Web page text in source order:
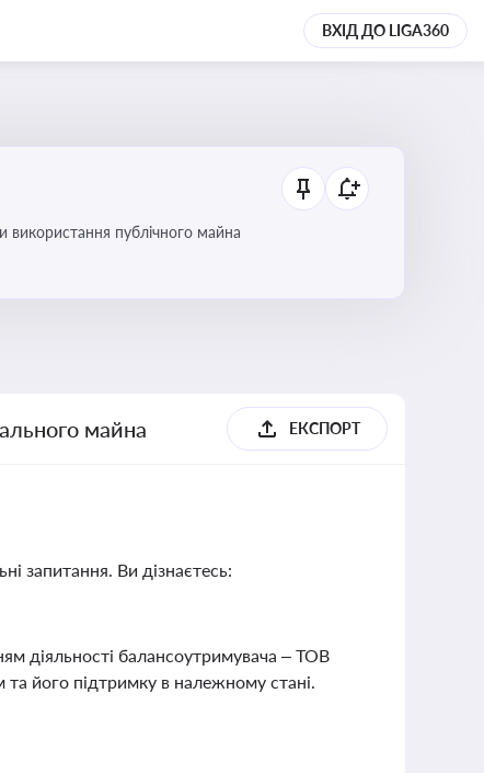
ВХІД ДО LIGA360
публічного майна
майна ЕКСПОРТ
запитання. Ви дізнаєтесь:
діяльності балансоутримувача – ТОВ
його підтримку в належному стані.